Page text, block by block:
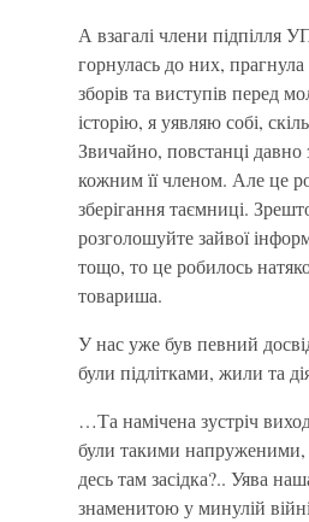
А взагалі члени підпілля
горнулась до них,
зборів та виступів перед
історію, я уявляю собі,
Звичайно, повстанці давно
кожним її членом. Але це
зберігання таємниці.
розголошуйте зайвої
тощо, то це робилось
товариша.
У нас уже був певний
були підлітками, жили та
…Та намічена зустріч
були такими напруженими,
десь там засідка?.. Уява
знаменитою у минулій